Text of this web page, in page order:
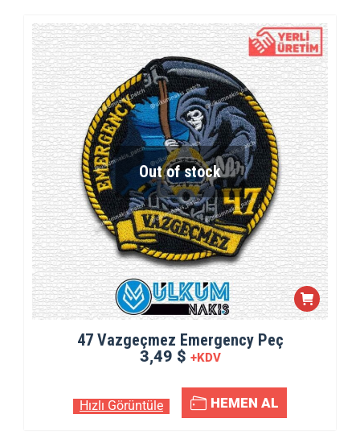
Out of stock
47 Vazgeçmez Emergency Peç
3,49 $ +KDV
Hızlı Görüntüle HEMEN AL